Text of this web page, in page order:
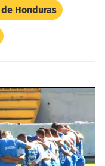
Honduras